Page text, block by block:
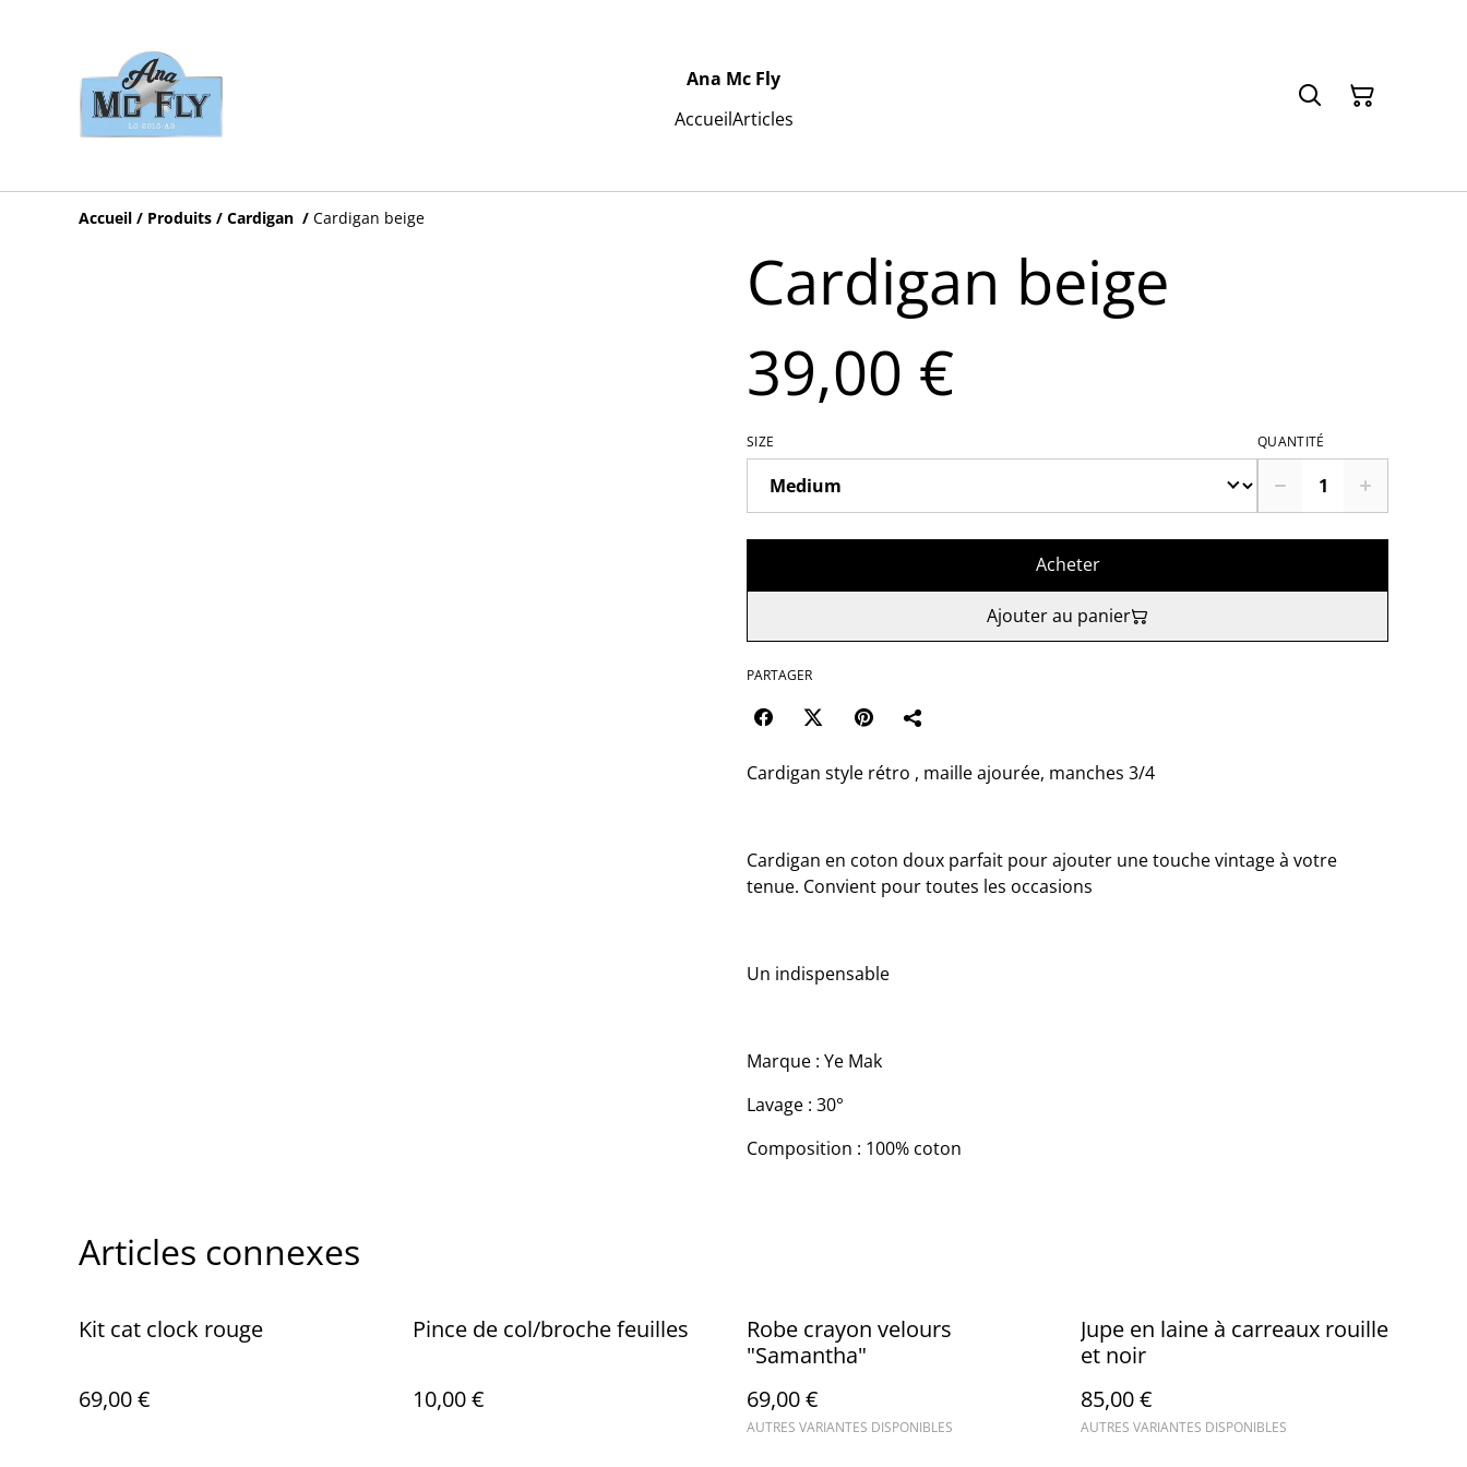
Ana Mc Fly
AccueilArticles
Accueil / Produits / Cardigan / Cardigan beige
Cardigan beige
39,00 €
SIZE QUANTITÉ
Acheter
Ajouter au panier
PARTAGER
Cardigan style rétro , maille ajourée, manches 3/4
Cardigan en coton doux parfait pour ajouter une touche vintage à votre
tenue. Convient pour toutes les occasions
Un indispensable
Marque : Ye Mak
Lavage : 30°
Composition : 100% coton
Articles connexes
Kit cat clock rouge
69,00 €
Pince de col/broche feuilles
10,00 €
Robe crayon velours
"Samantha"
69,00 €
AUTRES VARIANTES DISPONIBLES
Jupe en laine à carreaux rouille
et noir
85,00 €
AUTRES VARIANTES DISPONIBLES